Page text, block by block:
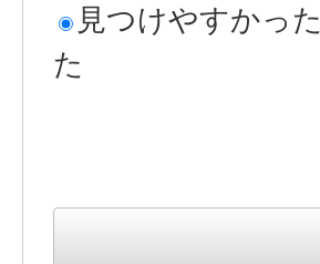
見つけやすかった
た